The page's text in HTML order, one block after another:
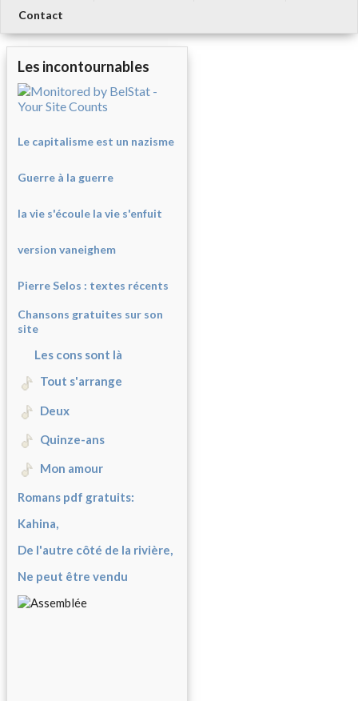
Contact
Les incontournables
Le capitalisme est un nazisme
Guerre à la guerre
la vie s'écoule la vie s'enfuit
version vaneighem
Pierre Selos : textes récents
Chansons gratuites sur son
site
Les cons sont là
Tout s'arrange
Deux
Quinze-ans
Mon amour
Romans pdf gratuits:
Kahina,
De l'autre côté de la rivière,
Ne peut être vendu